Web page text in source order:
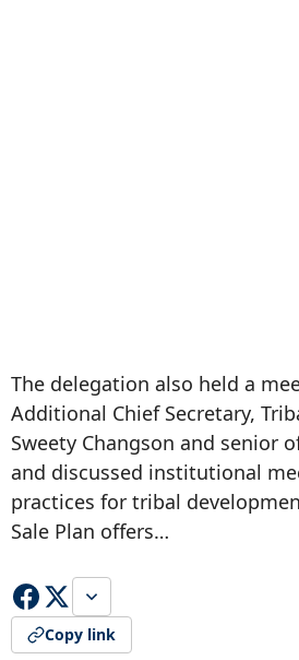
The delegation also held a
Additional Chief Secretary,
Sweety Changson and senior
and discussed institutional
practices for tribal
Sale Plan offers…
Copy link